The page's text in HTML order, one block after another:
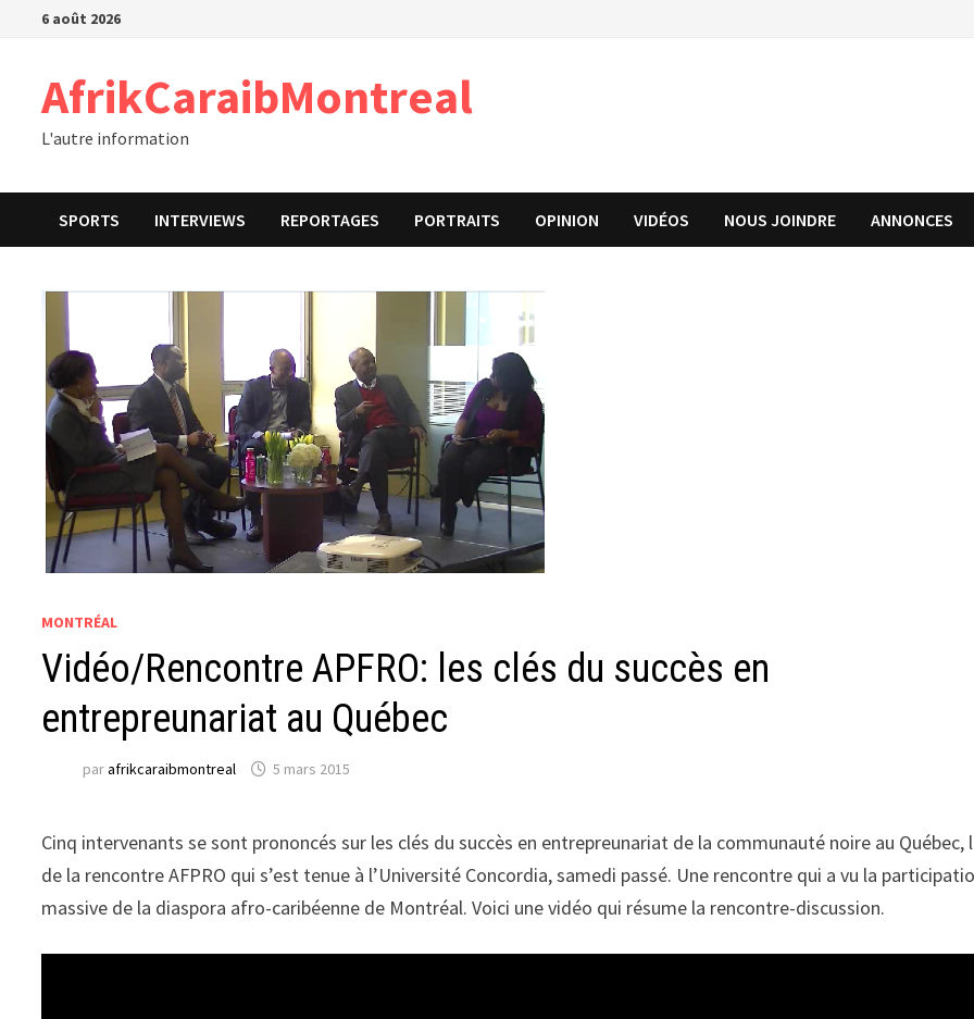
Passer6 août 2026
AfrikCaraibMontreal
L'autre information
SPORTS INTERVIEWS REPORTAGES PORTRAITS OPINION VIDÉOS NOUS JOINDRE ANNONCES
MONTRÉAL
Vidéo/Rencontre APFRO: les clés du succès en
entrepreunariat au Québec
parafrikcaraibmontreal 5 mars 2015
Cinq intervenants se sont prononcés sur les clés du succès en entrepreunariat de la communauté noire au Québec,
de la rencontre AFPRO qui s’est tenue à l’Université Concordia, samedi passé. Une rencontre qui a vu la
massive de la diaspora afro-caribéenne de Montréal. Voici une vidéo qui résume la rencontre-discussion.